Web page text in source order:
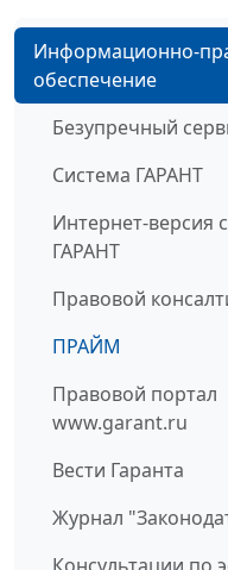
Информационно-
обеспечение
Безупречный
Система ГАРАНТ
Интернет-версия
ГАРАНТ
Правовой
ПРАЙМ
Правовой портал
www.garant.ru
Вести Гаранта
Журнал